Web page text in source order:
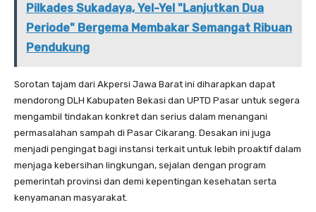
Pilkades Sukadaya, Yel-Yel "Lanjutkan Dua
Periode" Bergema Membakar Semangat Ribuan
Pendukung
Sorotan tajam dari Akpersi Jawa Barat ini diharapkan dapat
mendorong DLH Kabupaten Bekasi dan UPTD Pasar untuk segera
mengambil tindakan konkret dan serius dalam menangani
permasalahan sampah di Pasar Cikarang. Desakan ini juga
menjadi pengingat bagi instansi terkait untuk lebih proaktif dalam
menjaga kebersihan lingkungan, sejalan dengan program
pemerintah provinsi dan demi kepentingan kesehatan serta
kenyamanan masyarakat.